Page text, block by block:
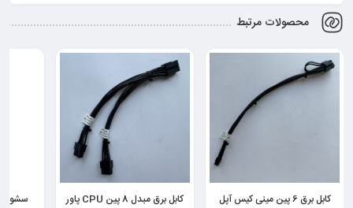
محصولات مرتبط
کابل برق 6 پین مینی کیس آپل
کابل برق مبدل 8 پین CPU پاور